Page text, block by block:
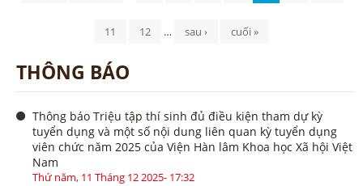
11 12 … sau › cuối »
THÔNG BÁO
Thông báo Triệu tập thí sinh đủ điều kiện tham dự kỳ
tuyển dụng và một số nội dung liên quan kỳ tuyển dụng
viên chức năm 2025 của Viện Hàn lâm Khoa học Xã hội Việt
Nam
Thứ năm, 11 Tháng 12 2025- 17:32